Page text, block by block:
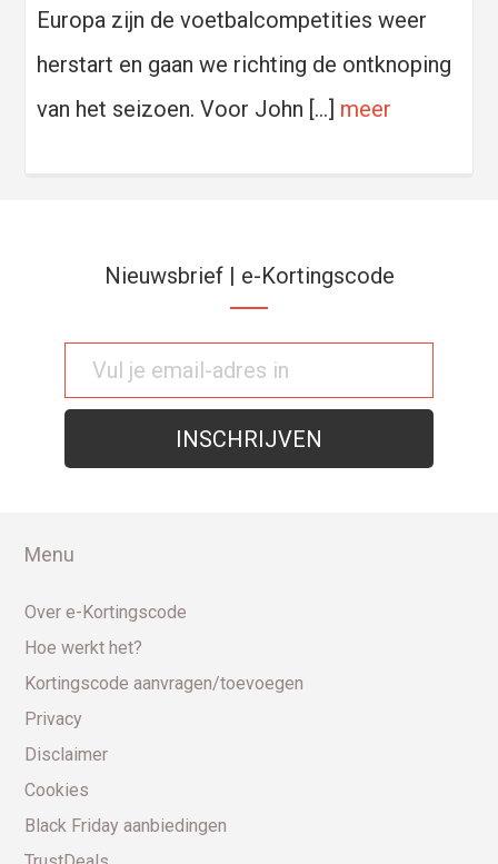
Europa zijn de voetbalcompetities weer
herstart en gaan we richting de ontknoping
van het seizoen. Voor John […] meer
Nieuwsbrief | e-Kortingscode
Menu
Over e-Kortingscode
Hoe werkt het?
Kortingscode aanvragen/toevoegen
Privacy
Disclaimer
Cookies
Black Friday aanbiedingen